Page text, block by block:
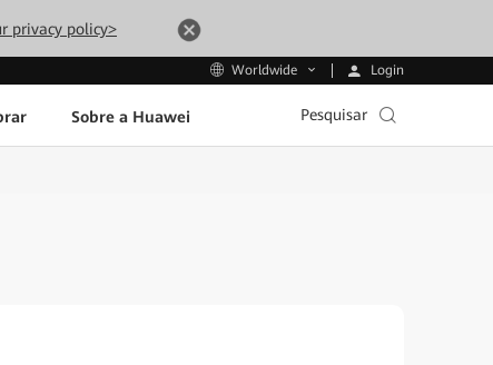
privacy policy>
Worldwide Login
Sobre a Huawei Pesquisar